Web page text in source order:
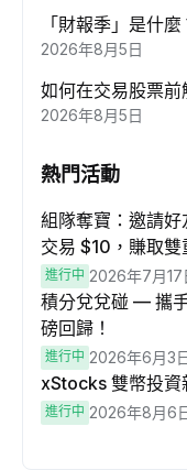
「財報季」是什
2026年8月5日
如何在交易股票前
2026年8月5日
熱門活動
組隊奪寶：邀請
交易 $10，賺取雙
進行中 2026年7月17
積分兌兌碰 — 攜
磅回歸！
進行中 2026年6月3
xStocks 雙幣投資
進行中 2026年8月6